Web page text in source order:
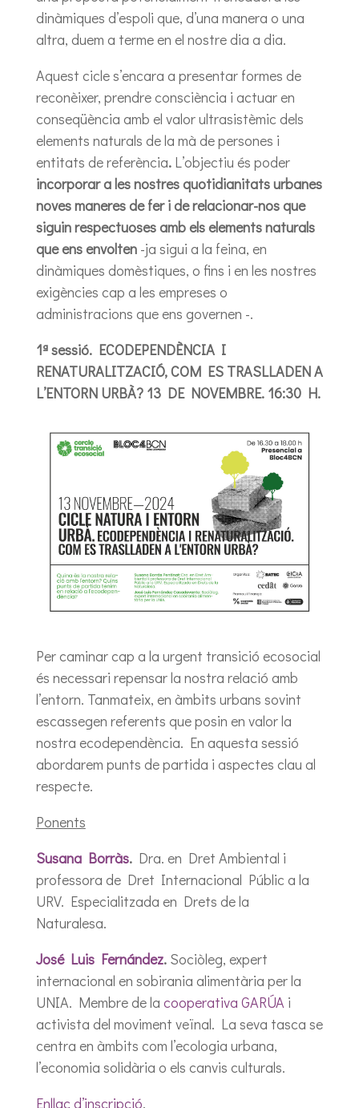
dinàmiques d’espoli que, d’una manera o una
altra, duem a terme en el nostre dia a dia.
Aquest cicle s’encara a presentar formes de
reconèixer, prendre consciència i actuar en
conseqüència amb el valor ultrasistèmic dels
elements naturals de la mà de persones i
entitats de referència. L’objectiu és poder
incorporar a les nostres quotidianitats urbanes
noves maneres de fer i de relacionar-nos que
siguin respectuoses amb els elements naturals
que ens envolten -ja sigui a la feina, en
dinàmiques domèstiques, o fins i en les nostres
exigències cap a les empreses o
administracions que ens governen -.
1ª sessió. ECODEPENDÈNCIA I
RENATURALITZACIÓ, COM ES TRASLLADEN A
L’ENTORN URBÀ? 13 DE NOVEMBRE. 16:30 H.
Per caminar cap a la urgent transició ecosocial
és necessari repensar la nostra relació amb
l’entorn. Tanmateix, en àmbits urbans sovint
escassegen referents que posin en valor la
nostra ecodependència. En aquesta sessió
abordarem punts de partida i aspectes clau al
respecte.
Ponents
Susana Borràs.Dra. en Dret Ambiental i
professora de Dret Internacional Públic a la
URV. Especialitzada en Drets de la
Naturalesa.
José Luis Fernández. Sociòleg, expert
internacional en sobirania alimentària per la
UNIA. Membre de la cooperativa GARÚA i
activista del moviment veïnal. La seva tasca se
centra en àmbits com l’ecologia urbana,
l’economia solidària o els canvis culturals.
Enllaç d’inscripció.